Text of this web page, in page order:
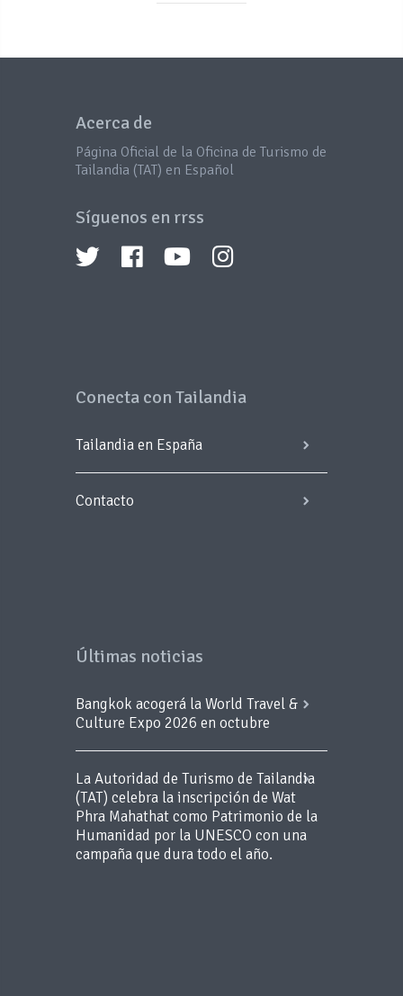
Acerca de
Página Oficial de la Oficina de Turismo de
Tailandia (TAT) en Español
Síguenos en rrss
Conecta con Tailandia
Tailandia en España
Contacto
Últimas noticias
Bangkok acogerá la World Travel &
Culture Expo 2026 en octubre
La Autoridad de Turismo de Tailandia
(TAT) celebra la inscripción de Wat
Phra Mahathat como Patrimonio de la
Humanidad por la UNESCO con una
campaña que dura todo el año.